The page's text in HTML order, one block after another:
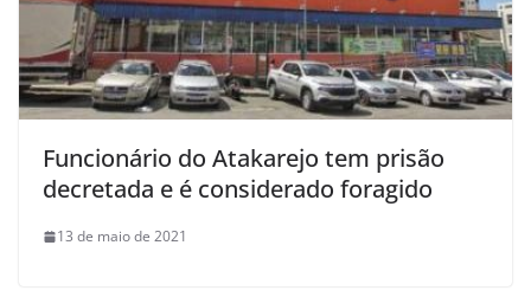
Funcionário do Atakarejo tem prisão
decretada e é considerado foragido
13 de maio de 2021